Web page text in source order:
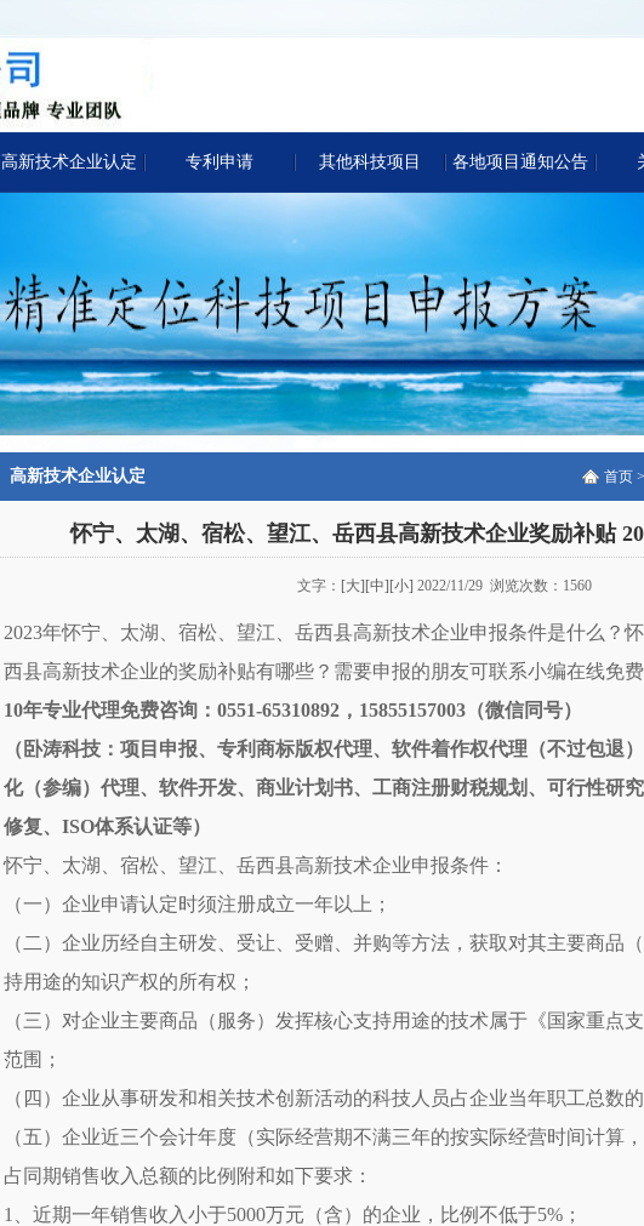
高新技术企业认定 专利申请 其他科技项目 各地项目通知公告
首页 >
高新技术企业认定
怀宁、太湖、宿松、望江、岳西县高新技术企业奖励补贴
文字： [大] [中] [小] 2022/11/29 浏览次数：1560
2023年怀宁、太湖、宿松、望江、岳西县高新技术企业申报条件是什么？
西县高新技术企业的奖励补贴有哪些？需要申报的朋友可联系小编在线免费
10年专业代理免费咨询：0551-65310892，15855157003（微信同号）
（卧涛科技：项目申报、专利商标版权代理、软件着作权代理（不过包退
化（参编）代理、软件开发、商业计划书、工商注册财税规划、可行性研
修复、ISO体系认证等）
怀宁、太湖、宿松、望江、岳西县高新技术企业申报条件：
（一）企业申请认定时须注册成立一年以上；
（二）企业历经自主研发、受让、受赠、并购等方法，获取对其主要商品
持用途的知识产权的所有权；
（三）对企业主要商品（服务）发挥核心支持用途的技术属于《国家重点
范围；
（四）企业从事研发和相关技术创新活动的科技人员占企业当年职工总数的
（五）企业近三个会计年度（实际经营期不满三年的按实际经营时间计算
占同期销售收入总额的比例附和如下要求：
1、近期一年销售收入小于5000万元（含）的企业，比例不低于5%；